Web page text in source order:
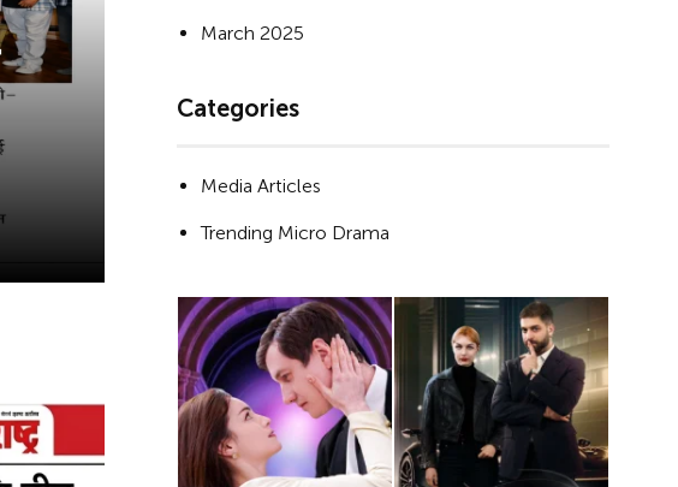
March 2025
Categories
Media Articles
Trending Micro Drama